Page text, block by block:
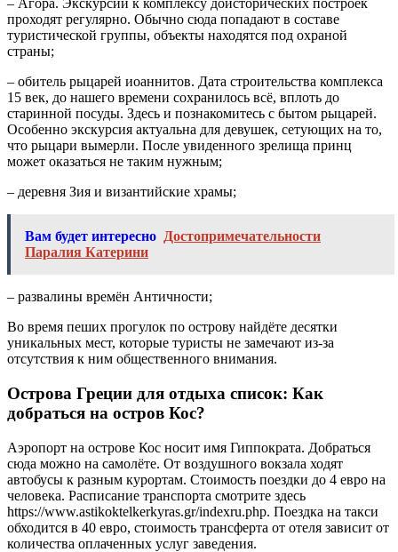
– Агора. Экскурсии к комплексу доисторических построек
проходят регулярно. Обычно сюда попадают в составе
туристической группы, объекты находятся под охраной
страны;
– обитель рыцарей иоаннитов. Дата строительства комплекса
15 век, до нашего времени сохранилось всё, вплоть до
старинной посуды. Здесь и познакомитесь с бытом рыцарей.
Особенно экскурсия актуальна для девушек, сетующих на то,
что рыцари вымерли. После увиденного зрелища принц
может оказаться не таким нужным;
– деревня Зия и византийские храмы;
Вам будет интересно Достопримечательности
Паралия Катерини
– развалины времён Античности;
Во время пеших прогулок по острову найдёте десятки
уникальных мест, которые туристы не замечают из-за
отсутствия к ним общественного внимания.
Острова Греции для отдыха список: Как
добраться на остров Кос?
Аэропорт на острове Кос носит имя Гиппократа. Добраться
сюда можно на самолёте. От воздушного вокзала ходят
автобусы к разным курортам. Стоимость поездки до 4 евро на
человека. Расписание транспорта смотрите здесь
https://www.astikoktelkerkyras.gr/indexru.php. Поездка на такси
обходится в 40 евро, стоимость трансферта от отеля зависит от
количества оплаченных услуг заведения.